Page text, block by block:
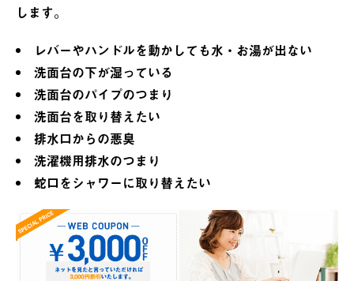
します。
レバーやハンドルを動かしても水・お湯が出ない
洗面台の下が湿っている
洗面台のパイプのつまり
洗面台を取り替えたい
排水口からの悪臭
洗濯機用排水のつまり
蛇口をシャワーに取り替えたい